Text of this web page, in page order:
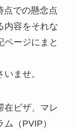
点での懸念点
内容をそれな
ページにまと
ませ。
在ビザ、マレ
（PVIP）